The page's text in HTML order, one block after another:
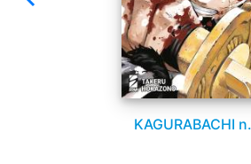
KAGURABACHI